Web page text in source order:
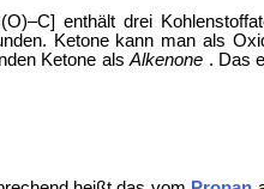
enthält drei
Ketone kann man als
Ketone alsAlkenone . Das